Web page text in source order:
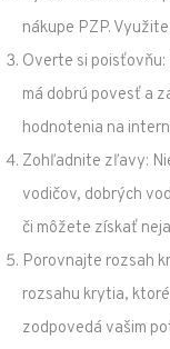
nákupe PZP.
Overte si
má dobrú povesť a
hodnotenia na
Zohľadnite zľavy:
vodičov, dobrých
či môžete získať
Porovnajte rozsah
rozsahu krytia,
zodpovedá vašim